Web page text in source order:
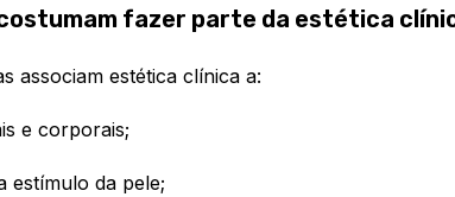
fazer parte da estética
associam estética clínica a:
e corporais;
estímulo da pele;